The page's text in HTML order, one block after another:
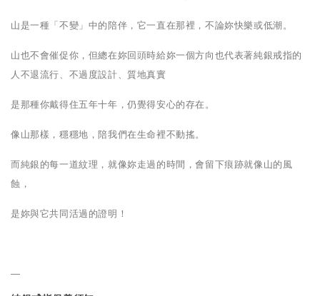
山是一種「不變」中的陪伴，它一直在那裡，不論妳快樂或低潮。
山也不會催促你，但總在妳回頭時給妳一個方向也代表著純銀戒指的
人不退流行、不過度設計、質地真實
是那種你戴得住五年十年，仍覺得安心的存在。
像山那樣，穩穩地，陪我們在生命裡不動搖。
而純銀的每一道紋理，就像妳走過的時間，會留下痕跡就像山的風
蝕，
是妳與它共同活過的證明！
—